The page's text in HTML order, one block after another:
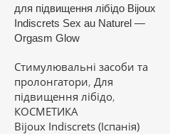
для підвищення лібідо Bijoux
Indiscrets Sex au Naturel —
Orgasm Glow
Стимулювальні засоби та
пролонгатори, Для
підвищення лібідо,
КОСМЕТИКА
Bijoux Indiscrets (Іспанія)